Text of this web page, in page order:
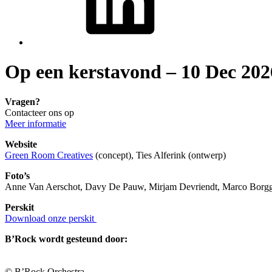
Op een kerstavond – 10 Dec
Vragen?
Contacteer ons op
Meer informatie
Website
Green Room Creatives (concept), Ties Alferink (ontwerp)
Foto’s
Anne Van Aerschot, Davy De Pauw, Mirjam Devriendt, Marco
Perskit
Download onze perskit
B’Rock wordt gesteund door: